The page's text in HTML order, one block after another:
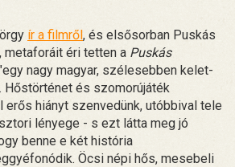
ír a filmről, és elsősorban Puskás
metaforáit éri tetten a Puskás
nagy magyar, szélesebben kelet-
Hőstörténet és szomorújáték
erős hiányt szenvedünk, utóbbival tele
lényege - s ezt látta meg jó
benne e két história
Öcsi népi hős, mesebeli